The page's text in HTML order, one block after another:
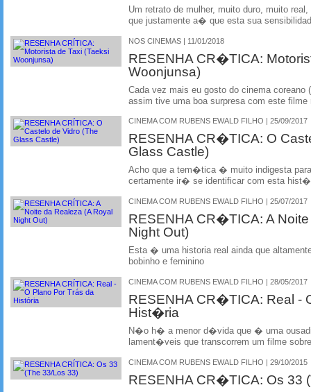
Um retrato de mulher, muito duro, muito
que justamente a� que esta sua
NOS CINEMAS | 11/01/2018
RESENHA CR�TICA:
Woonjunsa)
Cada vez mais eu gosto do cinema coreano
assim tive uma boa surpresa com este filme
CINEMA COM RUBENS EWALD FILHO | 25/09/2017
RESENHA CR�TICA: O
Glass Castle)
Acho que a tem�tica � muito indigesta
certamente ir� se identificar com esta
CINEMA COM RUBENS EWALD FILHO | 25/07/2017
RESENHA CR�TICA: A
Night Out)
Esta � uma historia real ainda que
bobinho e feminino
CINEMA COM RUBENS EWALD FILHO | 28/05/2017
RESENHA CR�TICA: Real -
Hist�ria
N�o h� a menor d�vida que � uma
lament�veis que transcorrem um filme
CINEMA COM RUBENS EWALD FILHO | 29/10/2015
RESENHA CR�TICA: Os 33